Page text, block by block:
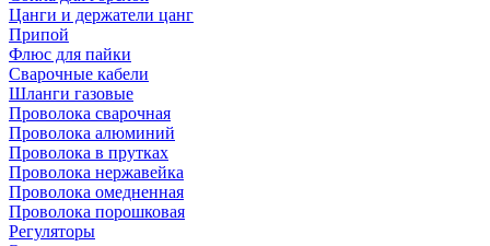
Цанги и держатели цанг
Припой
Флюс для пайки
Сварочные кабели
Шланги газовые
Проволока сварочная
Проволока алюминий
Проволока в прутках
Проволока нержавейка
Проволока омедненная
Проволока порошковая
Регуляторы